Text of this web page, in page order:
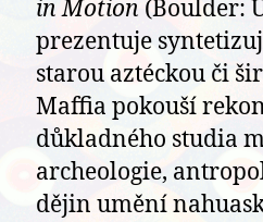
in Motion (Boulder:
prezentuje
starou aztéckou či
Maffia pokouší
důkladného studia
archeologie,
dějin umění